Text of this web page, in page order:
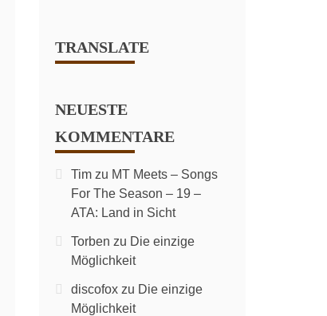
TRANSLATE
NEUESTE
KOMMENTARE
Tim zu MT Meets – Songs
For The Season – 19 –
ATA: Land in Sicht
Torben zu Die einzige
Möglichkeit
discofox zu Die einzige
Möglichkeit